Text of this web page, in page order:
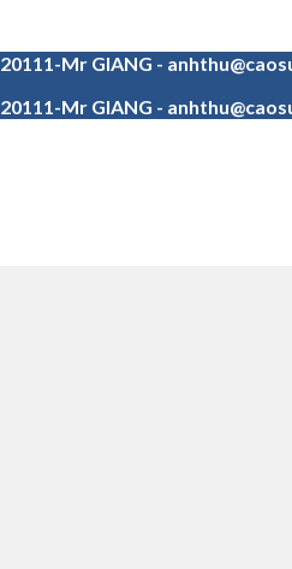
Mr GIANG -
Mr GIANG -